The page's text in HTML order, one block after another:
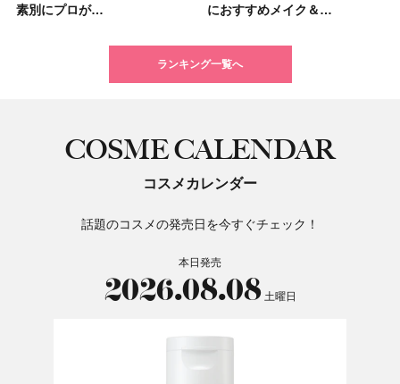
素別にプロが…
におすすめメイク＆…
マキアビュー…
ィーズが投票…
素別にプロが…
におすすめメイク＆…
大人気の色付き…
トのパーツケ…
美容マニア集…
たり
17選
あり・なし別…
テム10選！
「baramood」を3名様…
セージ ＆ シ…
Rosy…
ランキング一覧へ
COSME CALENDAR
コスメカレンダー
話題のコスメの発売日を今すぐチェック！
本日発売
2026.08.08土曜日